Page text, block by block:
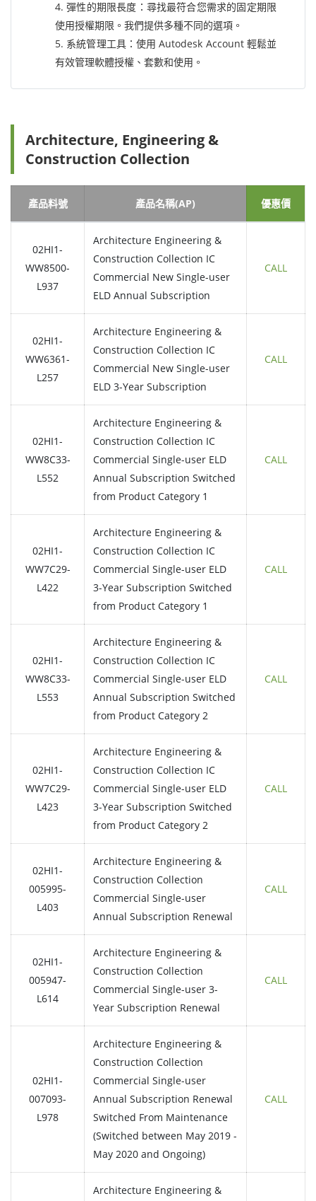
4. 彈性的期限長度：尋找最符合您需求的固定期限
使用授權期限。我們提供多種不同的選項。
5. 系統管理工具：使用 Autodesk Account 輕鬆並
有效管理軟體授權、套數和使用。
Architecture, Engineering &
Construction Collection
產品料號 產品名稱(AP) 優惠價
02HI1-
WW8500-
L937
Architecture Engineering &
Construction Collection IC
Commercial New Single-user
ELD Annual Subscription
CALL
02HI1-
WW6361-
L257
Architecture Engineering &
Construction Collection IC
Commercial New Single-user
ELD 3-Year Subscription
CALL
02HI1-
WW8C33-
L552
Architecture Engineering &
Construction Collection IC
Commercial Single-user ELD
Annual Subscription Switched
from Product Category 1
CALL
02HI1-
WW7C29-
L422
Architecture Engineering &
Construction Collection IC
Commercial Single-user ELD
3-Year Subscription Switched
from Product Category 1
CALL
02HI1-
WW8C33-
L553
Architecture Engineering &
Construction Collection IC
Commercial Single-user ELD
Annual Subscription Switched
from Product Category 2
CALL
02HI1-
WW7C29-
L423
Architecture Engineering &
Construction Collection IC
Commercial Single-user ELD
3-Year Subscription Switched
from Product Category 2
CALL
02HI1-
005995-
L403
Architecture Engineering &
Construction Collection
Commercial Single-user
Annual Subscription Renewal
CALL
02HI1-
005947-
L614
Architecture Engineering &
Construction Collection
Commercial Single-user 3-
Year Subscription Renewal
CALL
02HI1-
007093-
L978
Architecture Engineering &
Construction Collection
Commercial Single-user
Annual Subscription Renewal
Switched From Maintenance
(Switched between May 2019 -
May 2020 and Ongoing)
CALL
Architecture Engineering &